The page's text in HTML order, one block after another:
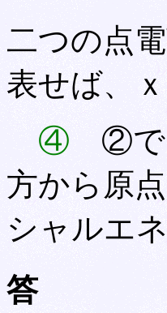
二つの点
表せば、
④ ②で
方から原
シャルエ
答